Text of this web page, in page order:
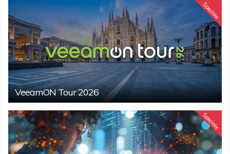
Speciale
VeeamON Tour 2026
Speciale